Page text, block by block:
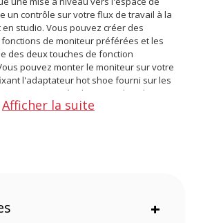
un contrôle sur votre flux de travail à la
studio. Vous pouvez créer des
de moniteur préférées et les
des deux touches de fonction
pouvez monter le moniteur sur votre
l'adaptateur hot shoe fourni sur les
Vous pouvez également utiliser le trou
attacher l'A7S à d'autres supports.
moniteur 7" LILLIPUT A7S :
Afficher la suite
+